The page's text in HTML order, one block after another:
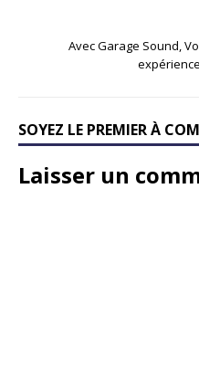
Avec Garage Sound,
SOYEZ LE PREMIER À
Laisser un